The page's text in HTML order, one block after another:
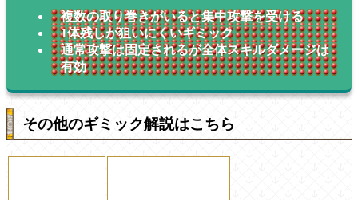
複数の取り巻きがいると集中攻撃を受ける
1体残しが狙いにくいギミック
通常攻撃は固定されるが全体スキルダメージは
有効
その他のギミック解説はこちら